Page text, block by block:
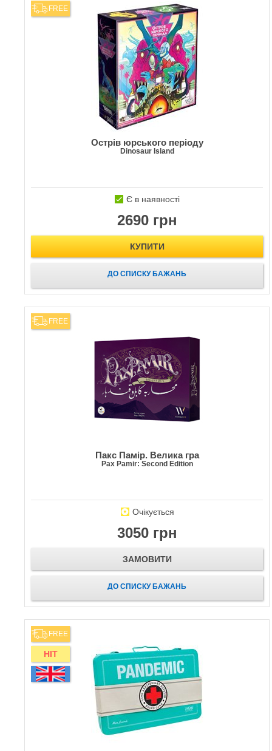
FREE
Острів юрського періоду
Dinosaur Island
Є в наявності
2690 грн
КУПИТИ
ДО СПИСКУ БАЖАНЬ
FREE
Пакс Памір. Велика гра
Pax Pamir: Second Edition
Очікується
3050 грн
ЗАМОВИТИ
ДО СПИСКУ БАЖАНЬ
FREE
HIT